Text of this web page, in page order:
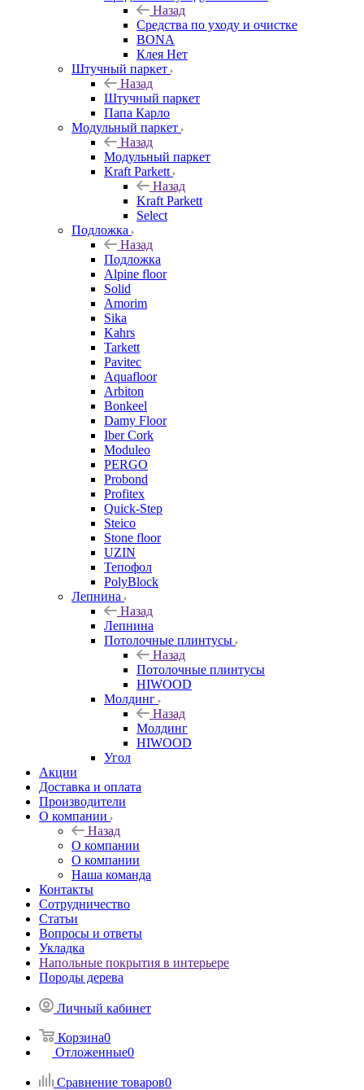
Назад
Средства по уходу и очистке
BONA
Клея Нет
Штучный паркет
Назад
Штучный паркет
Папа Карло
Модульный паркет
Назад
Модульный паркет
Kraft Parkett
Назад
Kraft Parkett
Select
Подложка
Назад
Подложка
Alpine floor
Solid
Amorim
Sika
Kahrs
Tarkett
Pavitec
Aquafloor
Arbiton
Bonkeel
Damy Floor
Iber Cork
Moduleo
PERGO
Probond
Profitex
Quick-Step
Steico
Stone floor
UZIN
Тепофол
PolyBlock
Лепнина
Назад
Лепнина
Потолочные плинтусы
Назад
Потолочные плинтусы
HIWOOD
Молдинг
Назад
Молдинг
HIWOOD
Угол
Акции
Доставка и оплата
Производители
О компании
Назад
О компании
О компании
Наша команда
Контакты
Сотрудничество
Статьи
Вопросы и ответы
Укладка
Напольные покрытия в интерьере
Породы дерева
Личный кабинет
Корзина0
Отложенные0
Сравнение товаров0